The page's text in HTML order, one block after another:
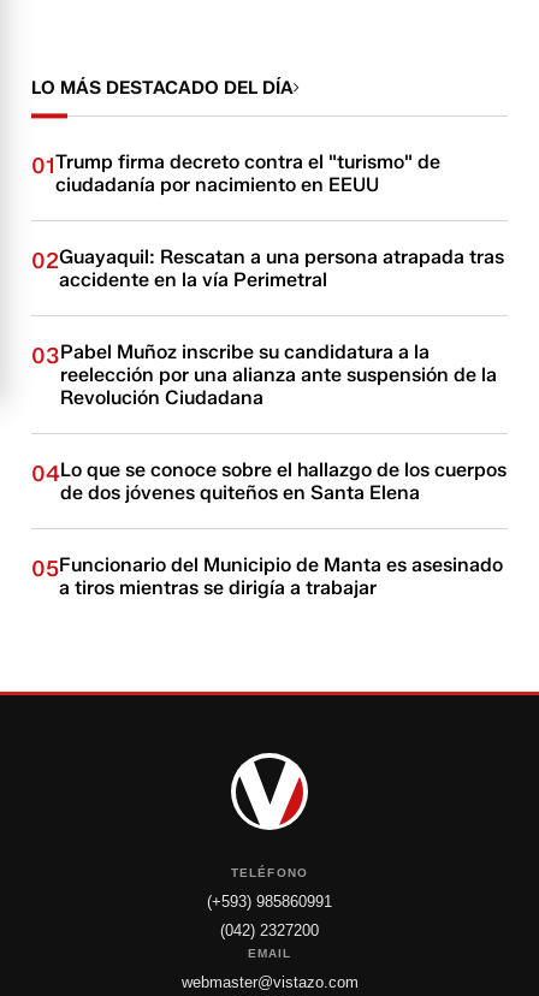
LO MÁS DESTACADO DEL DÍA
01Trump firma decreto contra el "turismo" de
ciudadanía por nacimiento en EEUU
02Guayaquil: Rescatan a una persona atrapada tras
accidente en la vía Perimetral
03Pabel Muñoz inscribe su candidatura a la
reelección por una alianza ante suspensión de la
Revolución Ciudadana
04Lo que se conoce sobre el hallazgo de los cuerpos
de dos jóvenes quiteños en Santa Elena
05Funcionario del Municipio de Manta es asesinado
a tiros mientras se dirigía a trabajar
TELÉFONO
(+593) 985860991
(042) 2327200
EMAIL
webmaster@vistazo.com